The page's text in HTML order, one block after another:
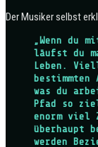
Der Musiker selbst
„Wenn du
läufst du
Leben.
was du
Pfad so
enorm viel
überhaupt
werden